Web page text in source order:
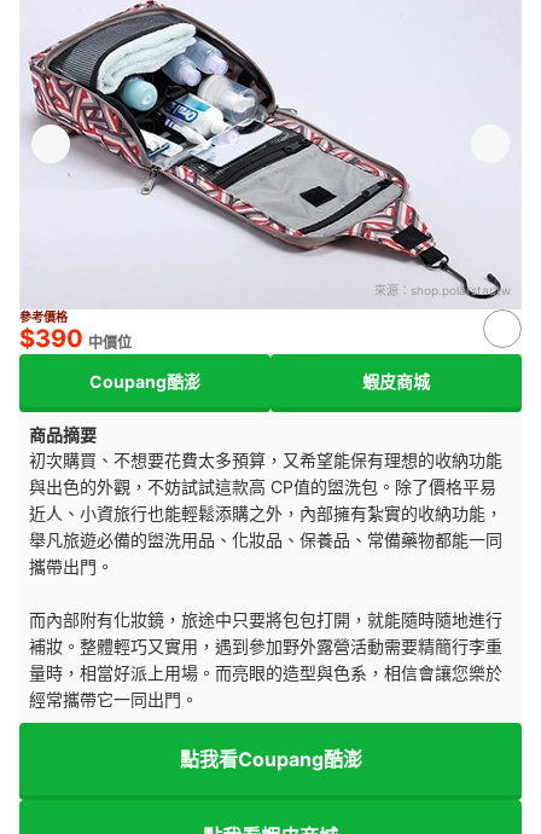
來源： shop.polarstar.tw
參考價格
$390 中價位
Coupang酷澎 蝦皮商城
商品摘要
初次購買、不想要花費太多預算，又希望能保有理想的收納功能
與出色的外觀，不妨試試這款高 CP值的盥洗包。除了價格平易
近人、小資旅行也能輕鬆添購之外，內部擁有紮實的收納功能，
舉凡旅遊必備的盥洗用品、化妝品、保養品、常備藥物都能一同
攜帶出門。
而內部附有化妝鏡，旅途中只要將包包打開，就能隨時隨地進行
補妝。整體輕巧又實用，遇到參加野外露營活動需要精簡行李重
量時，相當好派上用場。而亮眼的造型與色系，相信會讓您樂於
經常攜帶它一同出門。
點我看Coupang酷澎